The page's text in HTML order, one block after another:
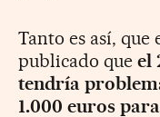
Tanto es así,
publicado que el
tendría
1.000 euros